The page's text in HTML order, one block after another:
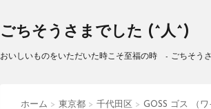
ごちそうさまでした (^人^)
おいしいものをいただいた時こそ至福の時 - ごちそう
ホーム > 東京都 > 千代田区 > GOSS ゴス （ワ